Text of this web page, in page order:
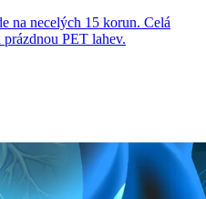
na necelých 15 korun. Celá
PET lahev.